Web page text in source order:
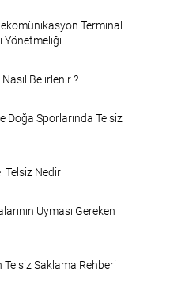
Terminal
Yönetmeliği
Belirlenir ?
Doğa Sporlarında Telsiz
Telsiz Nedir
Uyması Gereken
Telsiz Saklama Rehberi